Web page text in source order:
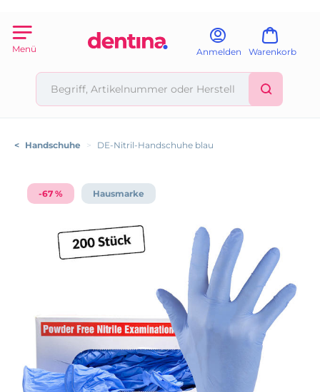
Menü Anmelden Warenkorb
< Handschuhe > DE-Nitril-Handschuhe blau
-67 % Hausmarke